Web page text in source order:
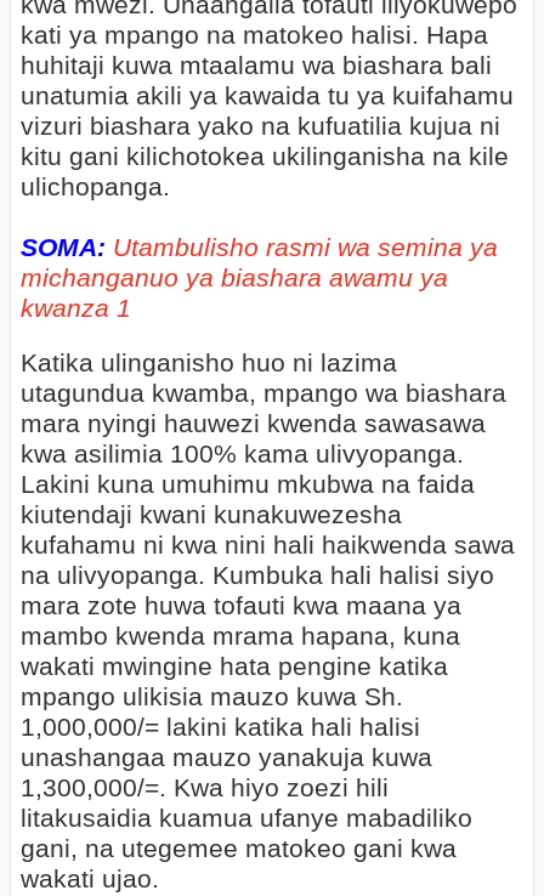
kati ya mpango na matokeo halisi. Hapa
huhitaji kuwa mtaalamu wa biashara bali
unatumia akili ya kawaida tu ya kuifahamu
vizuri biashara yako na kufuatilia kujua ni
kitu gani kilichotokea ukilinganisha na kile
ulichopanga.
SOMA: Utambulisho rasmi wa semina ya
michanganuo ya biashara awamu ya
kwanza 1
Katika ulinganisho huo ni lazima
utagundua kwamba, mpango wa biashara
mara nyingi hauwezi kwenda sawasawa
kwa asilimia 100% kama ulivyopanga.
Lakini kuna umuhimu mkubwa na faida
kiutendaji kwani kunakuwezesha
kufahamu ni kwa nini hali haikwenda sawa
na ulivyopanga. Kumbuka hali halisi siyo
mara zote huwa tofauti kwa maana ya
mambo kwenda mrama hapana, kuna
wakati mwingine hata pengine katika
mpango ulikisia mauzo kuwa Sh.
1,000,000/= lakini katika hali halisi
unashangaa mauzo yanakuja kuwa
1,300,000/=. Kwa hiyo zoezi hili
litakusaidia kuamua ufanye mabadiliko
gani, na utegemee matokeo gani kwa
wakati ujao.